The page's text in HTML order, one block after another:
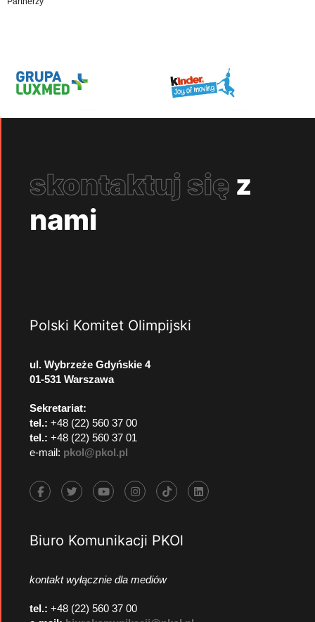
skontaktuj się z
nami
Polski Komitet Olimpijski
ul. Wybrzeże Gdyńskie 4
01-531 Warszawa
Sekretariat:
tel.: +48 (22) 560 37 00
tel.: +48 (22) 560 37 01
e-mail: pkol@pkol.pl
Biuro Komunikacji PKOl
kontakt wyłącznie dla mediów
tel.: +48 (22) 560 37 00